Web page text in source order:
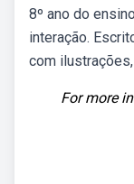
8º ano do
interação.
com
For more